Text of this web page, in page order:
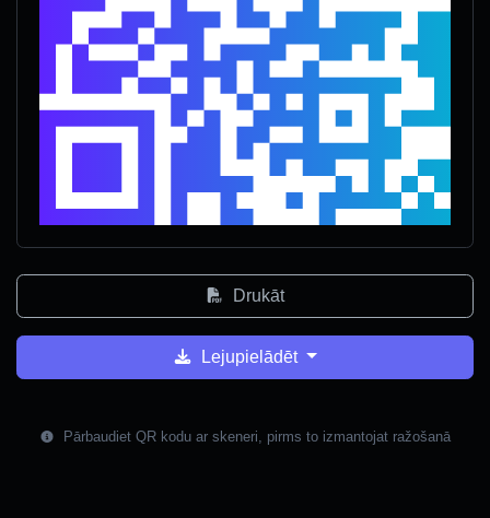
Drukāt
Lejupielādēt
Pārbaudiet QR kodu ar skeneri, pirms to izmantojat ražošanā